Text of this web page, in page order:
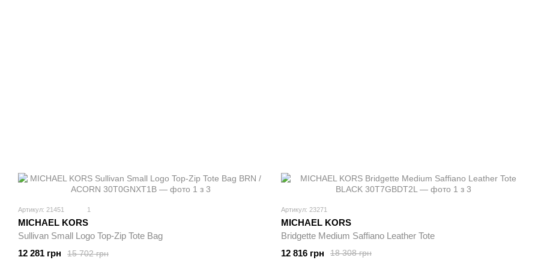
Артикул: 21451 1
MICHAEL KORS
Sullivan Small Logo Top-Zip Tote Bag
15 702 грн
12 281 грн
Артикул: 23271
MICHAEL KORS
Bridgette Medium Saffiano Leather Tote
18 308 грн
12 816 грн